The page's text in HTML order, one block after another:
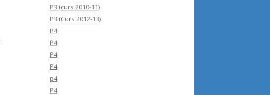
P3 (curs 2010-11)
P3 (Curs 2012-13)
P4
P4
P4
P4
p4
P4